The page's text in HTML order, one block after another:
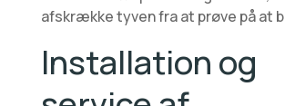
afskrække tyven fra at prøve på at
Installation og